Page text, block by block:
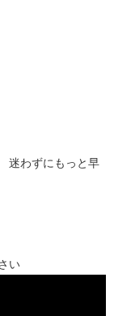
迷わずにもっと早
い